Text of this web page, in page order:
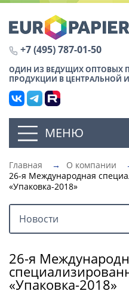
+7 (495) 787-01-50
ОДИН ИЗ ВЕДУЩИХ ОПТОВЫХ
ПРОДУКЦИИ В ЦЕНТРАЛЬНОЙ
МЕНЮ
Главная → О компании
26-я Международная
«Упаковка-2018»
Новости
26-я
«Упаковка-2018»